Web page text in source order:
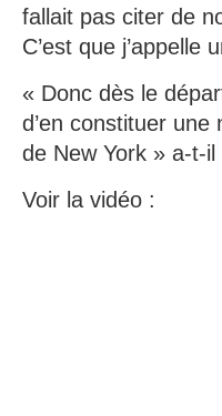
fallait pas citer de
C’est que
« Donc dès le
d’en constituer
de New York » a-t-il
Voir la vidéo :